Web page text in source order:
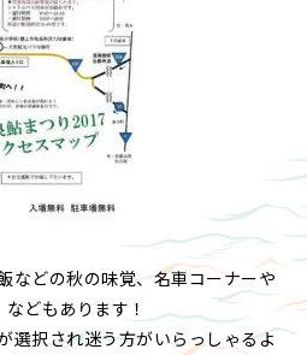
などの秋の味覚、名車コーナーや
どもあります！
選択され迷う方がいらっしゃるよ